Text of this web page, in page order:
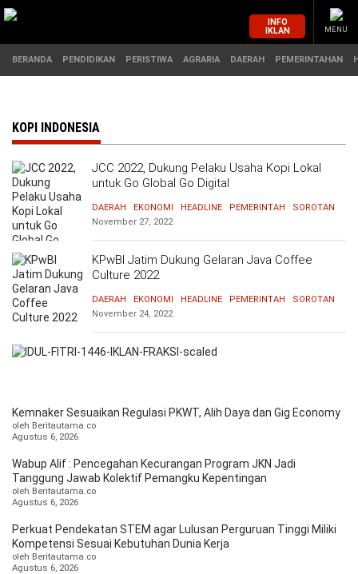
MASUK
BERANDA
PERISTIWA
AGRARIA
DAERAH
PENDIDIKAN
HUKUM
EKONOMI
OLAHRAGA
BERITABARU.CO
KABARBARU.CO
SERIKATNEWS.COM
PEWARTANUSANTARA.COM
LANGGAR.CO
JOBNAS.COM
SURAU.CO
REDAKSI
TENTANG
KAMI
KERJASAMA
PEDOMAN
MEDIA
CYBER
INFO
IKLAN
MENU
BERANDA PENDIDIKAN PERISTIWA AGRARIA DAERAH PEMERINTAHAN
KOPI INDONESIA
JCC 2022, Dukung Pelaku Usaha Kopi Lokal
untuk Go Global Go Digital
DAERAH EKONOMI HEADLINE PEMERINTAH
SOROTAN
November 27, 2022
KPwBI Jatim Dukung Gelaran Java Coffee
Culture 2022
DAERAH EKONOMI HEADLINE PEMERINTAH
SOROTAN
November 24, 2022
Kemnaker Sesuaikan Regulasi PKWT, Alih Daya dan Gig Economy
oleh Beritautama.co
Agustus 6, 2026
Wabup Alif : Pencegahan Kecurangan Program JKN Jadi
Tanggung Jawab Kolektif Pemangku Kepentingan
oleh Beritautama.co
Agustus 6, 2026
Perkuat Pendekatan STEM agar Lulusan Perguruan Tinggi Miliki
Kompetensi Sesuai Kebutuhan Dunia Kerja
oleh Beritautama.co
Agustus 6, 2026